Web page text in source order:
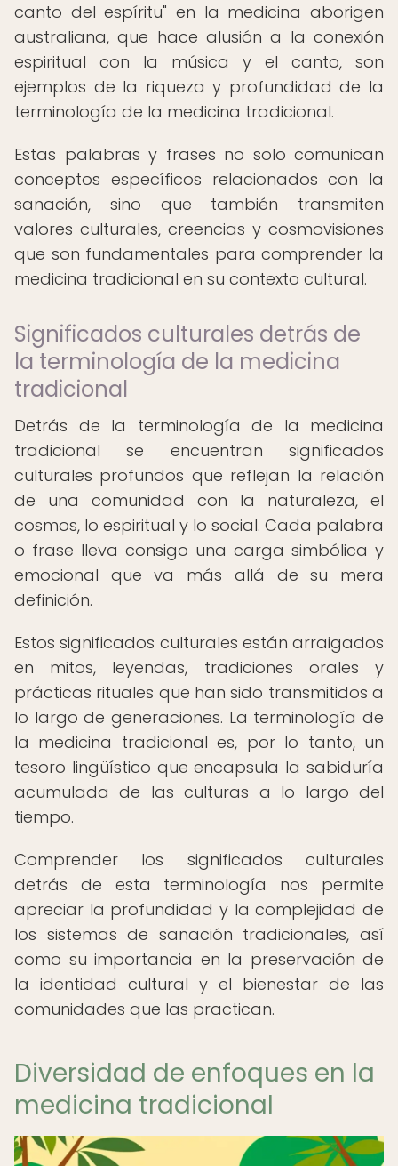
canto del espíritu" en la medicina aborigen
australiana, que hace alusión a la conexión
espiritual con la música y el canto, son
ejemplos de la riqueza y profundidad de la
terminología de la medicina tradicional.
Estas palabras y frases no solo comunican
conceptos específicos relacionados con la
sanación, sino que también transmiten
valores culturales, creencias y cosmovisiones
que son fundamentales para comprender la
medicina tradicional en su contexto cultural.
Significados culturales detrás de
la terminología de la medicina
tradicional
Detrás de la terminología de la medicina
tradicional se encuentran significados
culturales profundos que reflejan la relación
de una comunidad con la naturaleza, el
cosmos, lo espiritual y lo social. Cada palabra
o frase lleva consigo una carga simbólica y
emocional que va más allá de su mera
definición.
Estos significados culturales están arraigados
en mitos, leyendas, tradiciones orales y
prácticas rituales que han sido transmitidos a
lo largo de generaciones. La terminología de
la medicina tradicional es, por lo tanto, un
tesoro lingüístico que encapsula la sabiduría
acumulada de las culturas a lo largo del
tiempo.
Comprender los significados culturales
detrás de esta terminología nos permite
apreciar la profundidad y la complejidad de
los sistemas de sanación tradicionales, así
como su importancia en la preservación de
la identidad cultural y el bienestar de las
comunidades que las practican.
Diversidad de enfoques en la
medicina tradicional